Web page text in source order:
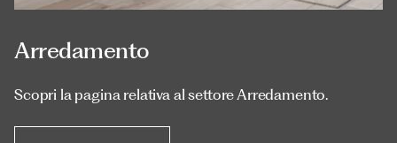
Arredamento
Scopri la pagina relativa al settore Arredamento.